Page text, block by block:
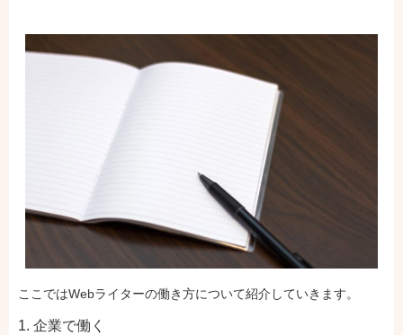
ここではWebライターの働き方について紹介していきます。
企業で働く